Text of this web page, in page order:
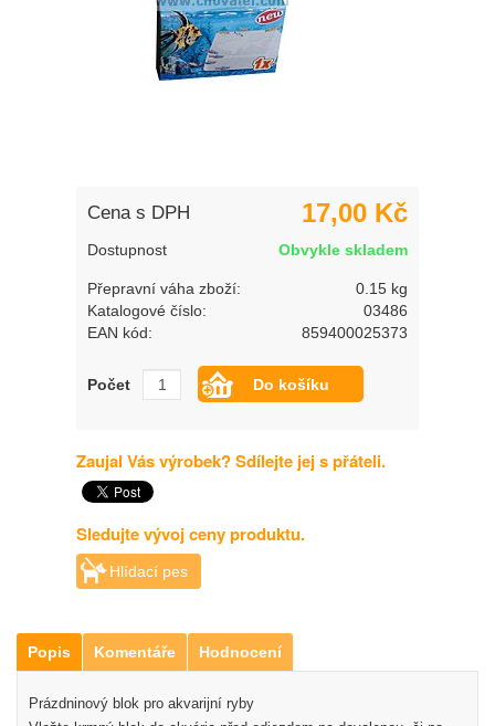
Cena s DPH 17,00 Kč
Dostupnost Obvykle skladem
Přepravní váha zboží:
0.15 kg
Katalogové číslo:
03486
EAN kód:
859400025373
Počet
Zaujal Vás výrobek? Sdílejte jej s přáteli.
Sledujte vývoj ceny produktu.
Hlídací pes
Popis Komentáře Hodnocení
Prázdninový blok pro akvarijní ryby